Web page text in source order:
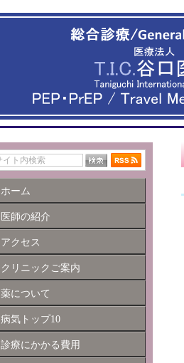
ホーム
医師の紹介
アクセス
クリニックご案内
薬について
病気トップ10
診療にかかる費用